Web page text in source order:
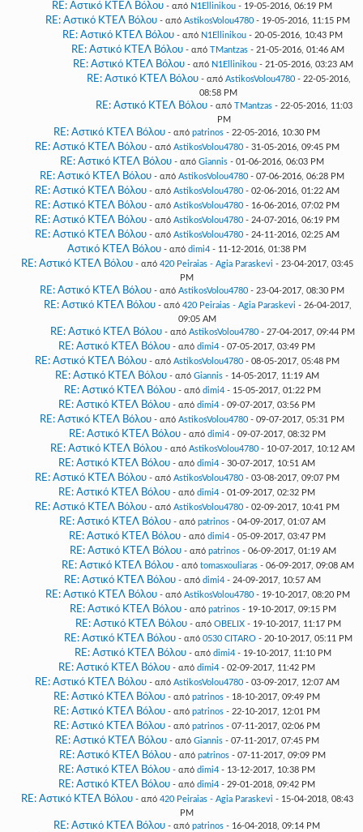
RE: Αστικό ΚΤΕΛ Βόλου - από N1Ellinikou - 19-05-2016, 06:19 PM
RE: Αστικό ΚΤΕΛ Βόλου - από AstikosVolou4780- 19-05-2016, 11:15 PM
RE: Αστικό ΚΤΕΛ Βόλου - από N1Ellinikou - 20-05-2016, 10:43 PM
RE: Αστικό ΚΤΕΛ Βόλου - από TMantzas - 21-05-2016, 01:46 AM
RE: Αστικό ΚΤΕΛ Βόλου - από N1Ellinikou - 21-05-2016, 03:23 AM
RE: Αστικό ΚΤΕΛ Βόλου - από AstikosVolou4780- 22-05-2016,
08:58 PM
RE: Αστικό ΚΤΕΛ Βόλου - από TMantzas- 22-05-2016, 11:03
PM
RE: Αστικό ΚΤΕΛ Βόλου - από patrinos - 22-05-2016, 10:30 PM
RE: Αστικό ΚΤΕΛ Βόλου - από AstikosVolou4780- 31-05-2016, 09:45 PM
RE: Αστικό ΚΤΕΛ Βόλου - από Giannis - 01-06-2016, 06:03 PM
RE: Αστικό ΚΤΕΛ Βόλου - από AstikosVolou4780 - 07-06-2016, 06:28 PM
RE: Αστικό ΚΤΕΛ Βόλου - από AstikosVolou4780- 02-06-2016, 01:22 AM
RE: Αστικό ΚΤΕΛ Βόλου - από AstikosVolou4780- 16-06-2016, 07:02 PM
RE: Αστικό ΚΤΕΛ Βόλου - από AstikosVolou4780- 24-07-2016, 06:19 PM
RE: Αστικό ΚΤΕΛ Βόλου - από AstikosVolou4780- 24-11-2016, 02:25 AM
Αστικό ΚΤΕΛ Βόλου - από dimi4 - 11-12-2016, 01:38 PM
RE: Αστικό ΚΤΕΛ Βόλου - από 420 Peiraias - Agia Paraskevi - 23-04-2017, 03:45
PM
RE: Αστικό ΚΤΕΛ Βόλου - από AstikosVolou4780 - 23-04-2017, 08:30 PM
RE: Αστικό ΚΤΕΛ Βόλου - από 420 Peiraias - Agia Paraskevi - 26-04-2017,
09:05 AM
RE: Αστικό ΚΤΕΛ Βόλου - από AstikosVolou4780 - 27-04-2017, 09:44 PM
RE: Αστικό ΚΤΕΛ Βόλου - από dimi4 - 07-05-2017, 03:49 PM
RE: Αστικό ΚΤΕΛ Βόλου - από AstikosVolou4780- 08-05-2017, 05:48 PM
RE: Αστικό ΚΤΕΛ Βόλου - από Giannis- 14-05-2017, 11:19 AM
RE: Αστικό ΚΤΕΛ Βόλου - από dimi4- 15-05-2017, 01:22 PM
RE: Αστικό ΚΤΕΛ Βόλου - από dimi4 - 09-07-2017, 03:56 PM
RE: Αστικό ΚΤΕΛ Βόλου - από AstikosVolou4780 - 09-07-2017, 05:31 PM
RE: Αστικό ΚΤΕΛ Βόλου - από dimi4 - 09-07-2017, 08:32 PM
RE: Αστικό ΚΤΕΛ Βόλου - από AstikosVolou4780 - 10-07-2017, 10:12 AM
RE: Αστικό ΚΤΕΛ Βόλου - από dimi4 - 30-07-2017, 10:51 AM
RE: Αστικό ΚΤΕΛ Βόλου - από AstikosVolou4780- 03-08-2017, 09:07 PM
RE: Αστικό ΚΤΕΛ Βόλου - από dimi4 - 01-09-2017, 02:32 PM
RE: Αστικό ΚΤΕΛ Βόλου - από AstikosVolou4780- 02-09-2017, 10:41 PM
RE: Αστικό ΚΤΕΛ Βόλου - από patrinos- 04-09-2017, 01:07 AM
RE: Αστικό ΚΤΕΛ Βόλου - από dimi4 - 05-09-2017, 03:47 PM
RE: Αστικό ΚΤΕΛ Βόλου - από patrinos- 06-09-2017, 01:19 AM
RE: Αστικό ΚΤΕΛ Βόλου - από tomasxouliaras - 06-09-2017, 09:08 AM
RE: Αστικό ΚΤΕΛ Βόλου - από dimi4- 24-09-2017, 10:57 AM
RE: Αστικό ΚΤΕΛ Βόλου - από AstikosVolou4780- 19-10-2017, 08:20 PM
RE: Αστικό ΚΤΕΛ Βόλου - από patrinos- 19-10-2017, 09:15 PM
RE: Αστικό ΚΤΕΛ Βόλου - από OBELIX- 19-10-2017, 11:17 PM
RE: Αστικό ΚΤΕΛ Βόλου - από 0530 CITARO- 20-10-2017, 05:11 PM
RE: Αστικό ΚΤΕΛ Βόλου - από dimi4- 19-10-2017, 11:10 PM
RE: Αστικό ΚΤΕΛ Βόλου - από dimi4 - 02-09-2017, 11:42 PM
RE: Αστικό ΚΤΕΛ Βόλου - από AstikosVolou4780- 03-09-2017, 12:07 AM
RE: Αστικό ΚΤΕΛ Βόλου - από patrinos - 18-10-2017, 09:49 PM
RE: Αστικό ΚΤΕΛ Βόλου - από patrinos - 22-10-2017, 12:01 PM
RE: Αστικό ΚΤΕΛ Βόλου - από patrinos - 07-11-2017, 02:06 PM
RE: Αστικό ΚΤΕΛ Βόλου - από Giannis- 07-11-2017, 07:45 PM
RE: Αστικό ΚΤΕΛ Βόλου - από patrinos- 07-11-2017, 09:09 PM
RE: Αστικό ΚΤΕΛ Βόλου - από dimi4 - 13-12-2017, 10:38 PM
RE: Αστικό ΚΤΕΛ Βόλου - από dimi4 - 29-01-2018, 09:42 PM
RE: Αστικό ΚΤΕΛ Βόλου - από 420 Peiraias - Agia Paraskevi - 15-04-2018, 08:43
PM
RE: Αστικό ΚΤΕΛ Βόλου - από patrinos - 16-04-2018, 09:14 PM